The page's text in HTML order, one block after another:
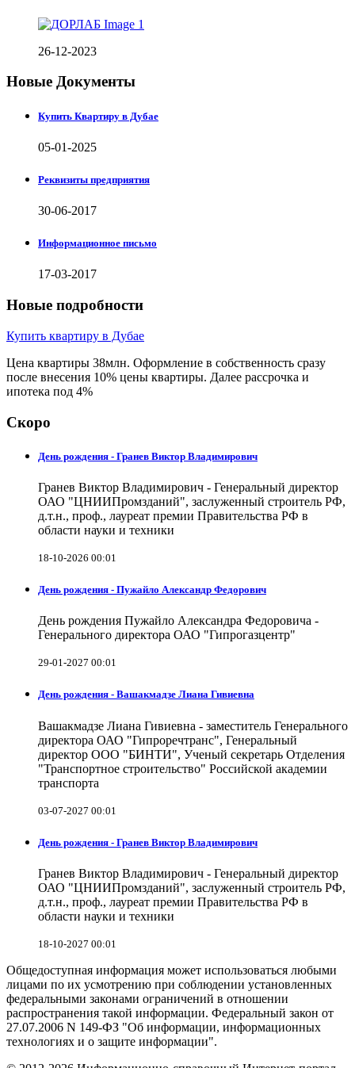
26-12-2023
Новые Документы
Купить Квартиру в Дубае
05-01-2025
Реквизиты предприятия
30-06-2017
Информационное письмо
17-03-2017
Новые подробности
Купить квартиру в Дубае
Цена квартиры 38млн. Оформление в собственность сразу
после внесения 10% цены квартиры. Далее рассрочка и
ипотека под 4%
Скоро
День рождения - Гранев Виктор Владимирович
Гранев Виктор Владимирович - Генеральный директор
ОАО "ЦНИИПромзданий", заслуженный строитель РФ,
д.т.н., проф., лауреат премии Правительства РФ в
области науки и техники
18-10-2026 00:01
День рождения - Пужайло Александр Федорович
День рождения Пужайло Александра Федоровича -
Генерального директора ОАО "Гипрогазцентр"
29-01-2027 00:01
День рождения - Вашакмадзе Лиана Гивиевна
Вашакмадзе Лиана Гивиевна - заместитель Генерального
директора ОАО "Гипроречтранс", Генеральный
директор ООО "БИНТИ", Ученый секретарь Отделения
"Транспортное строительство" Российской академии
транспорта
03-07-2027 00:01
День рождения - Гранев Виктор Владимирович
Гранев Виктор Владимирович - Генеральный директор
ОАО "ЦНИИПромзданий", заслуженный строитель РФ,
д.т.н., проф., лауреат премии Правительства РФ в
области науки и техники
18-10-2027 00:01
Общедоступная информация может использоваться любыми
лицами по их усмотрению при соблюдении установленных
федеральными законами ограничений в отношении
распространения такой информации. Федеральный закон от
27.07.2006 N 149-ФЗ "Об информации, информационных
технологиях и о защите информации".